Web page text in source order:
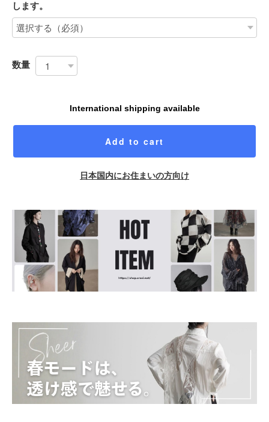
します。
数量
International shipping available
Add to cart
日本国内にお住まいの方向け